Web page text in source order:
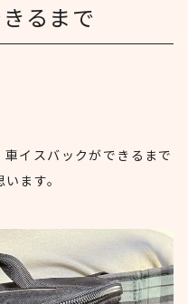
るまで
イスバックができるまで
ます。